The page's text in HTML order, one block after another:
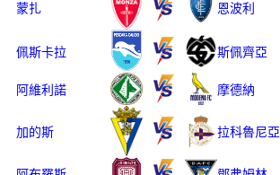
蒙扎 恩波利
佩斯卡拉 斯佩齊亞
阿維利諾 摩德納
加的斯 拉科魯尼亞